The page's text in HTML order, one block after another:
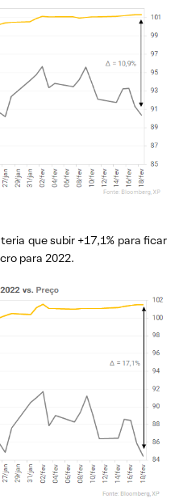
que subir +17,1% para ficar
para 2022.